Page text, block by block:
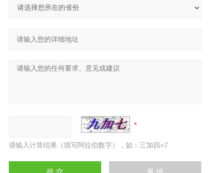
请输入计算结果（填写阿拉伯数字），如：三加四=7